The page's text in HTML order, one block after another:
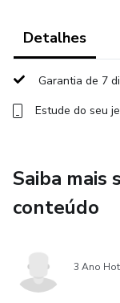
Detalhes
Garantia de 7
Estude do seu
Saiba mais
conteúdo
3 Ano